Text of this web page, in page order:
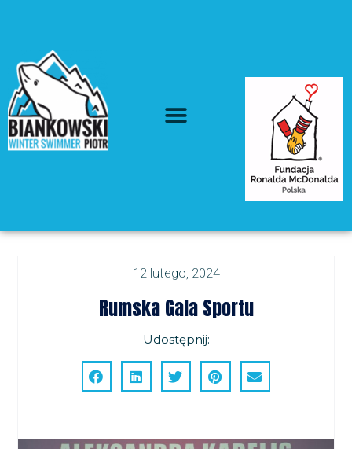
12 lutego, 2024
Rumska Gala Sportu
Udostępnij: